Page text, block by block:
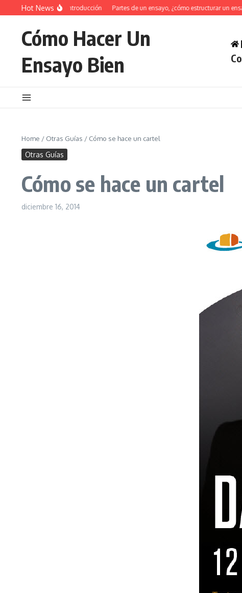
Saltar al contenido
Hot News
34 Ejemplos de introducción Partes de un ensayo, ¿cómo estructurar un ensayo?
Cómo Hacer Un
Ensayo Bien
Home / Otras Guías / Cómo se hace un cartel
Otras Guías
Cómo se hace un cartel
diciembre 16, 2014